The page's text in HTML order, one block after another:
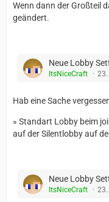
Wenn dann der Großteil
geändert.
Neue Lobby
ItsNiceCraft
Hab eine Sache
» Standart Lobby beim
auf der Silentlobby auf
Neue Lobby
ItsNiceCraft